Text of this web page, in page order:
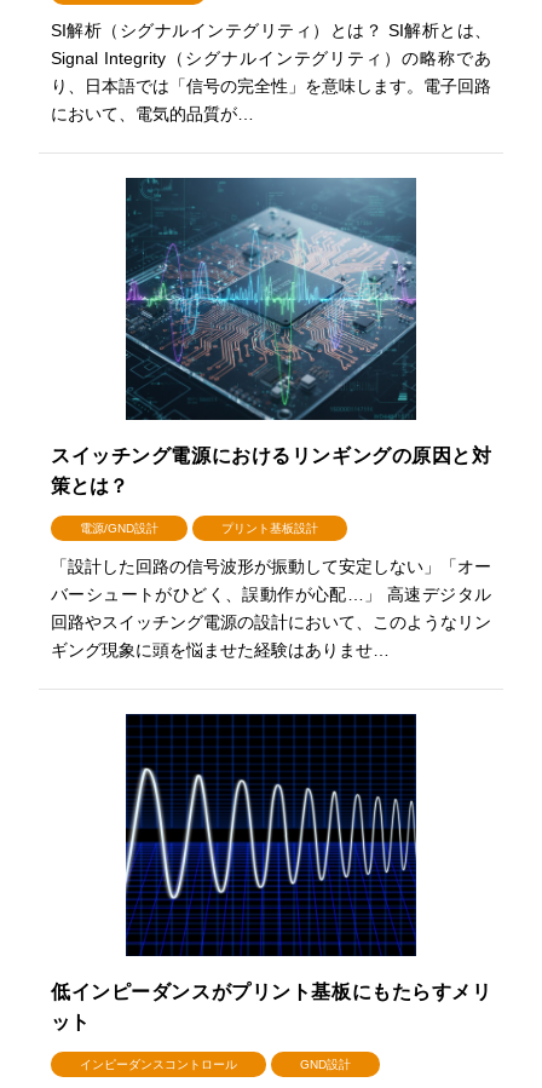
SI解析（シグナルインテグリティ）とは？ SI解析とは、
Signal Integrity（シグナルインテグリティ）の略称であ
り、日本語では「信号の完全性」を意味します。電子回路
において、電気的品質が…
スイッチング電源におけるリンギングの原因と対
策とは？
電源/GND設計 プリント基板設計
「設計した回路の信号波形が振動して安定しない」「オー
バーシュートがひどく、誤動作が心配…」 高速デジタル
回路やスイッチング電源の設計において、このようなリン
ギング現象に頭を悩ませた経験はありませ…
低インピーダンスがプリント基板にもたらすメリ
ット
インピーダンスコントロール GND設計